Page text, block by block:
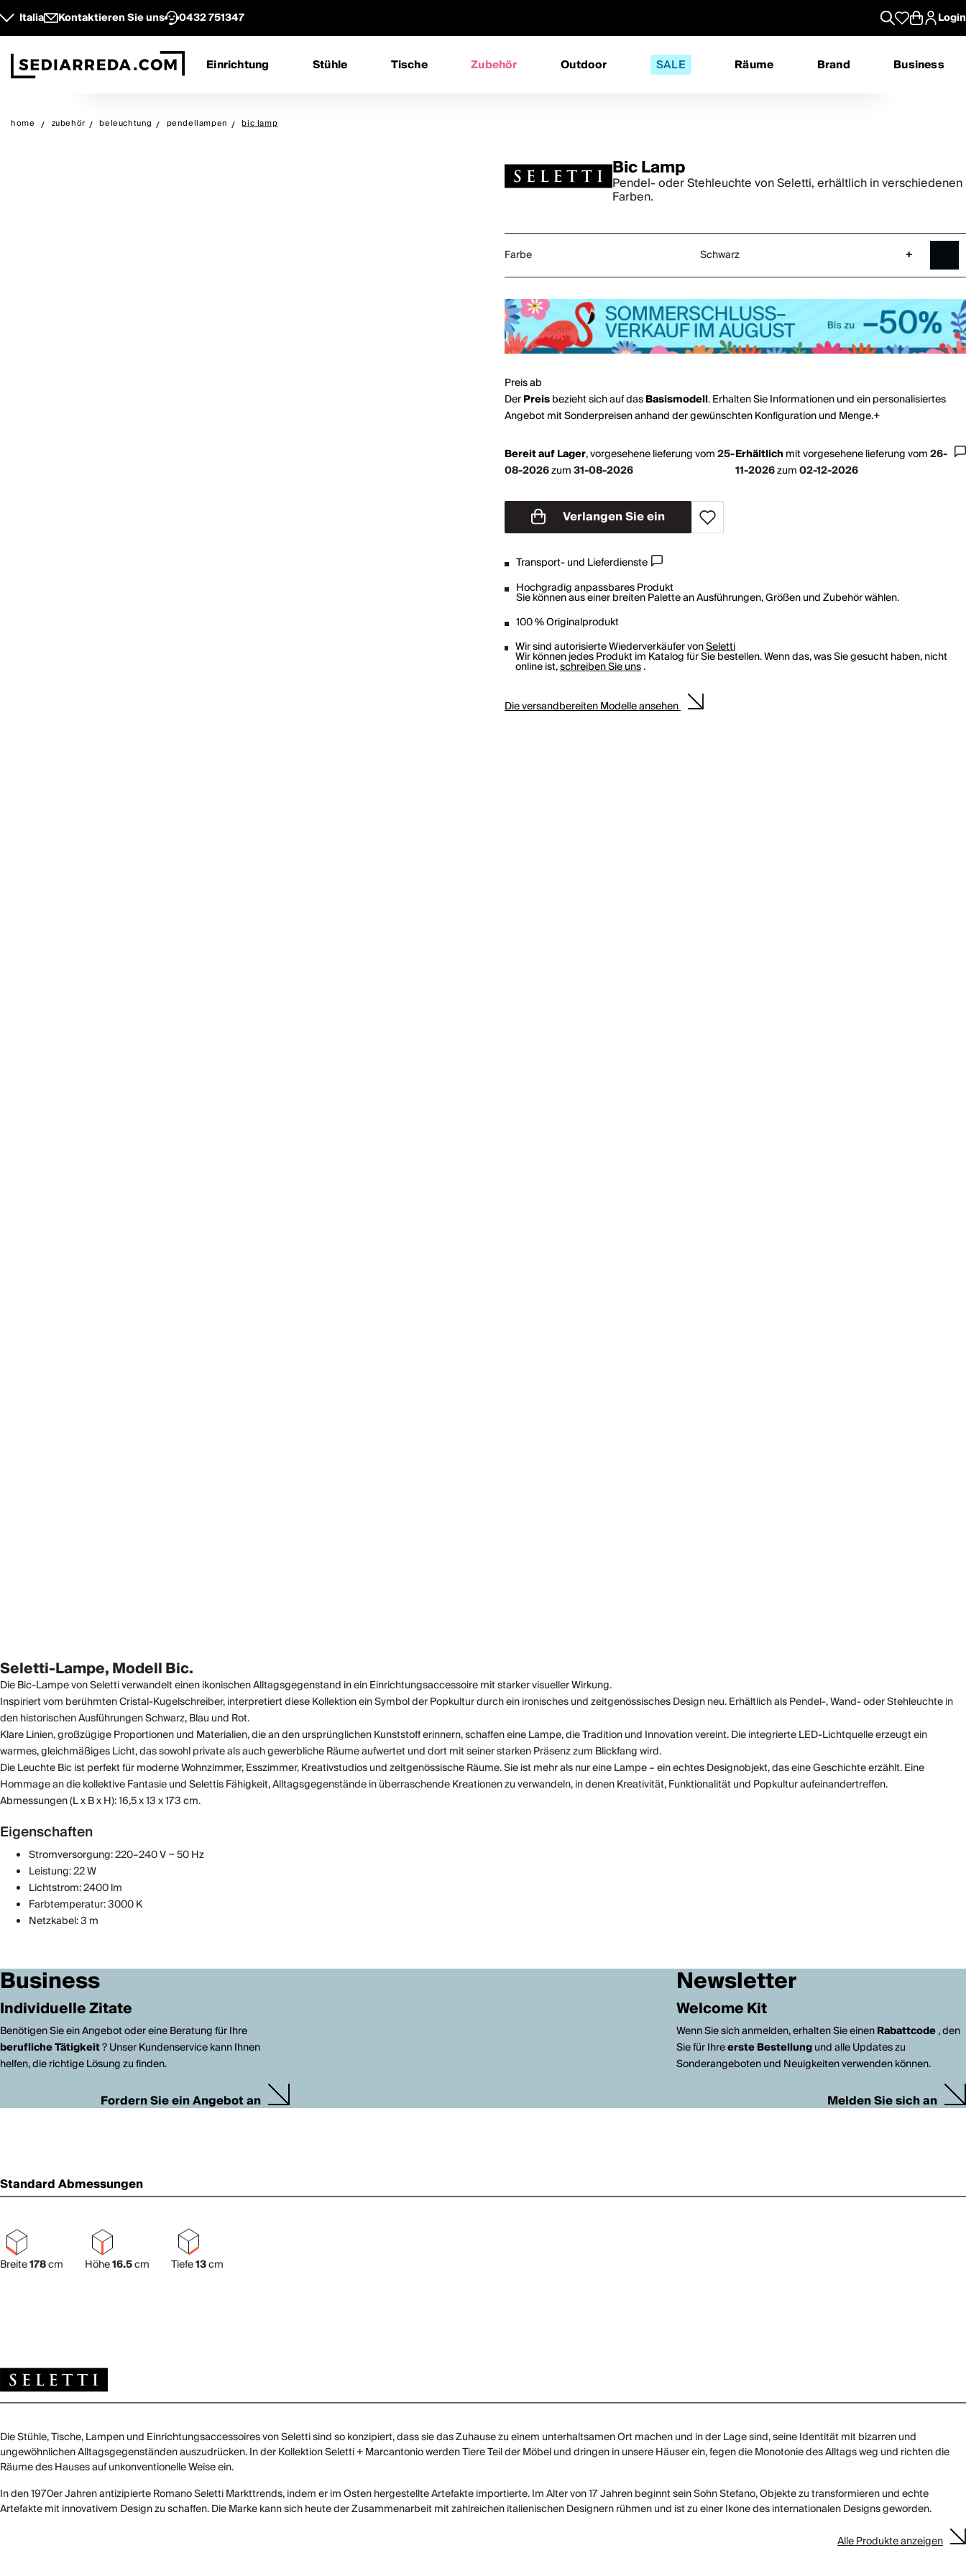
Italia Kontaktieren Sie uns 0432 751347 Login
Einrichtung Stühle Tische Zubehör Outdoor SALE Räume Brand Business
home zubehör beleuchtung pendellampen bic lamp
Bic Lamp
Pendel- oder Stehleuchte von Seletti, erhältlich in verschiedenen
Farben.
Farbe Schwarz +
Preis ab
DerPreisbezieht sich auf dasBasismodell. Erhalten Sie Informationen und ein personalisiertes
Angebot mit Sonderpreisen anhand der gewünschten Konfiguration und Menge.+
Bereit auf Lager,vorgesehene lieferung vom25-
08-2026zum31-08-2026
Erhältlich mitvorgesehene lieferung vom26-
11-2026zum02-12-2026
Transport- und Lieferdienste
Hochgradig anpassbares Produkt
Sie können aus einer breiten Palette an Ausführungen, Größen und Zubehör wählen.
100 % Originalprodukt
Wir sind autorisierte Wiederverkäufer vonSeletti
Wir können jedes Produkt im Katalog für Sie bestellen. Wenn das, was Sie gesucht haben, nicht
online ist,schreiben Sie uns.
Die versandbereitenModelle ansehen
Seletti-Lampe, Modell Bic.
Die Bic-Lampe von Seletti verwandelt einen ikonischen Alltagsgegenstand in ein Einrichtungsaccessoire mit starker visueller Wirkung.
Inspiriert vom berühmten Cristal-Kugelschreiber, interpretiert diese Kollektion ein Symbol der Popkultur durch ein ironisches und zeitgenössisches Design neu. Erhältlich als Pendel-, Wand- oder Stehleuchte in
den historischen Ausführungen Schwarz, Blau und Rot.
Klare Linien, großzügige Proportionen und Materialien, die an den ursprünglichen Kunststoff erinnern, schaffen eine Lampe, die Tradition und Innovation vereint. Die integrierte LED-Lichtquelle erzeugt ein
warmes, gleichmäßiges Licht, das sowohl private als auch gewerbliche Räume aufwertet und dort mit seiner starken Präsenz zum Blickfang wird.
Die Leuchte Bic ist perfekt für moderne Wohnzimmer, Esszimmer, Kreativstudios und zeitgenössische Räume. Sie ist mehr als nur eine Lampe – ein echtes Designobjekt, das eine Geschichte erzählt. Eine
Hommage an die kollektive Fantasie und Selettis Fähigkeit, Alltagsgegenstände in überraschende Kreationen zu verwandeln, in denen Kreativität, Funktionalität und Popkultur aufeinandertreffen.
Abmessungen (L x B x H): 16,5 x 13 x 173 cm.
Eigenschaften
Stromversorgung: 220–240 V ~ 50 Hz
Leistung: 22 W
Lichtstrom: 2400 lm
Farbtemperatur: 3000 K
Netzkabel: 3 m
Business
Individuelle Zitate
Benötigen Sie ein Angebot oder eine Beratung für Ihre
berufliche Tätigkeit? Unser Kundenservice kann Ihnen
helfen, die richtige Lösung zu finden.
Fordern Sie ein Angebot an
Newsletter
Welcome Kit
Wenn Sie sich anmelden, erhalten Sie einenRabattcode, den
Sie für Ihreerste Bestellungund alle Updates zu
Sonderangeboten und Neuigkeiten verwenden können.
Melden Sie sich an
Standard Abmessungen
Breite178cm Höhe16.5cm Tiefe13cm
Die Stühle, Tische, Lampen und Einrichtungsaccessoires von Seletti sind so konzipiert, dass sie das Zuhause zu einem unterhaltsamen Ort machen und in der Lage sind, seine Identität mit bizarren und
ungewöhnlichen Alltagsgegenständen auszudrücken. In der Kollektion Seletti + Marcantonio werden Tiere Teil der Möbel und dringen in unsere Häuser ein, fegen die Monotonie des Alltags weg und richten die
Räume des Hauses auf unkonventionelle Weise ein.
In den 1970er Jahren antizipierte Romano Seletti Markttrends, indem er im Osten hergestellte Artefakte importierte. Im Alter von 17 Jahren beginnt sein Sohn Stefano, Objekte zu transformieren und echte
Artefakte mit innovativem Design zu schaffen. Die Marke kann sich heute der Zusammenarbeit mit zahlreichen italienischen Designern rühmen und ist zu einer Ikone des internationalen Designs geworden.
Alle Produkte anzeigen